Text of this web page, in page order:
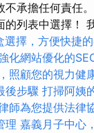
不承擔任何責任
的列表中選擇！
選擇，方便快捷
化網站優化的
照顧您的視力健
後步驟 打掃阿姨
師為您提供法律
理 嘉義月子中心